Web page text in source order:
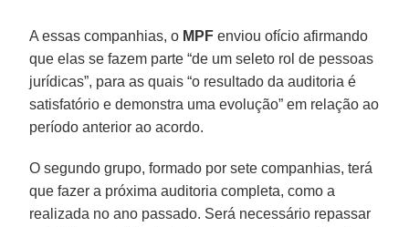
A essas companhias, o MPF enviou ofício afirmando
que elas se fazem parte “de um seleto rol de pessoas
jurídicas”, para as quais “o resultado da auditoria é
satisfatório e demonstra uma evolução” em relação ao
período anterior ao acordo.
O segundo grupo, formado por sete companhias, terá
que fazer a próxima auditoria completa, como a
realizada no ano passado. Será necessário repassar